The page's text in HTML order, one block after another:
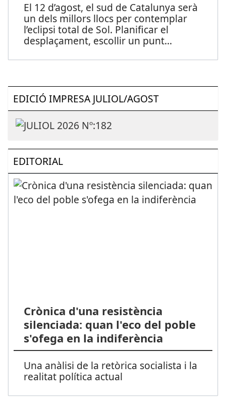
El 12 d’agost, el sud de Catalunya serà
un dels millors llocs per contemplar
l’eclipsi total de Sol. Planificar el
desplaçament, escollir un punt...
EDICIÓ IMPRESA JULIOL/AGOST
EDITORIAL
Crònica d'una resistència
silenciada: quan l'eco del poble
s'ofega en la indiferència
Una anàlisi de la retòrica socialista i la
realitat política actual